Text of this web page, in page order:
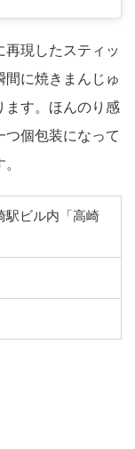
現したスティッ
間に焼きまんじゅ
ます。ほんのり感
つ個包装になって
駅ビル内「高崎